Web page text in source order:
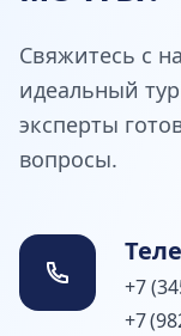
Свяжитесь с
идеальный
эксперты
вопросы.
+7
+7